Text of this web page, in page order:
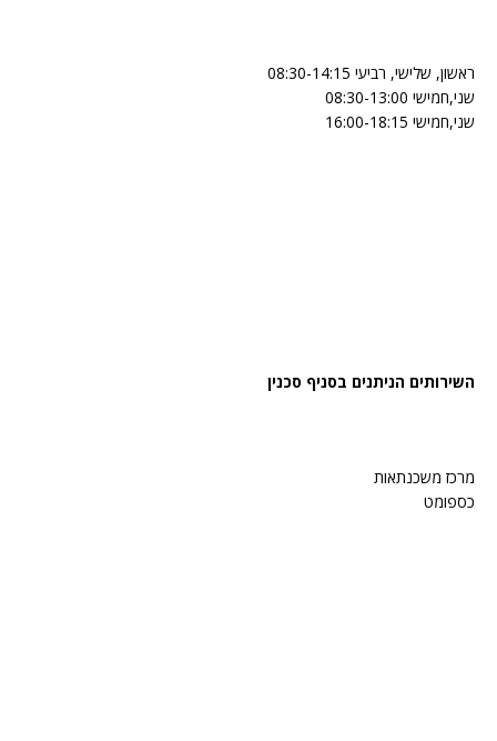
ראשון, שלישי, רביעי 08:30-14:15
שני,חמישי 08:30-13:00
שני,חמישי 16:00-18:15
השירותים הניתנים בסניף סכנין
מרכז משכנתאות
כספומט